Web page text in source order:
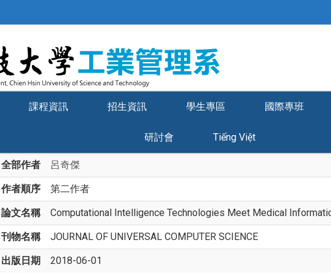
課程資訊 招生資訊 學生專區 國際專班
研討會 Tiếng Việt
全部作者 呂奇傑
作者順序 第二作者
論文名稱 Computational Intelligence Technologies Meet Medical
刊物名稱 JOURNAL OF UNIVERSAL COMPUTER SCIENCE
出版日期 2018-06-01